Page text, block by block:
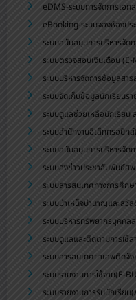
eDMS-ระบบการจัดการเอก
eBooking-ระบบจองห้องปร
ระบบสนับสนุนการบริหารจัด
ระบบตรวจสอบเงินเดือน
ระบบบริหารจัดการข้อมูลส
ระบบจัดเก็บข้อมูลนักเรียนร
ระบบดูแลช่วยเหลือนักเรีย
ระบบสำนักงานอิเล็กทรอนิก
ระบบสนับสนุนการบริหารจัด
ระบบส่งข่าวประชาสัมพันธ์ส
ระบบสารสนเทศทางการศึก
ระบบบำเหน็จบำนาญและสวั
ระบบบริหารทรัพยากรบุคคล
ระบบดูแลและติดตามการใช้
ระบบสารสนเทศยาเสพติดจั
ระบบรายงานการใช้จ่าย(E-
ระบบรายงานการรับนักเรีย